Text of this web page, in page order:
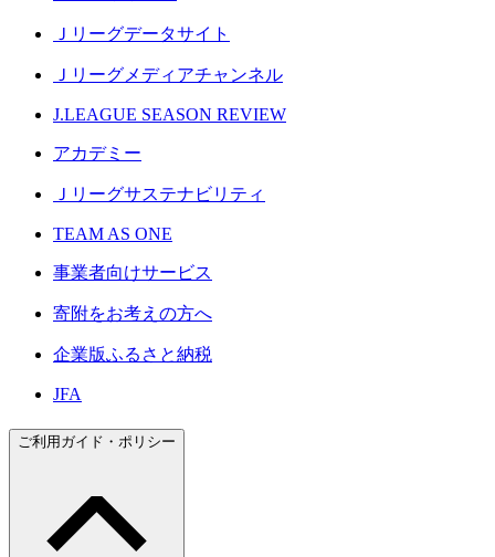
Ｊリーグデータサイト
Ｊリーグメディアチャンネル
J.LEAGUE SEASON REVIEW
アカデミー
Ｊリーグサステナビリティ
TEAM AS ONE
事業者向けサービス
寄附をお考えの方へ
企業版ふるさと納税
JFA
ご利用ガイド・ポリシー